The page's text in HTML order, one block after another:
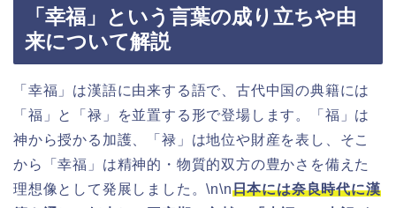
「幸福」という言葉の成り立ちや由
来について解説
「幸福」は漢語に由来する語で、古代中国の典籍には
「福」と「禄」を並置する形で登場します。「福」は
神から授かる加護、「禄」は地位や財産を表し、そこ
から「幸福」は精神的・物質的双方の豊かさを備えた
理想像として発展しました。\n\n日本には奈良時代に漢